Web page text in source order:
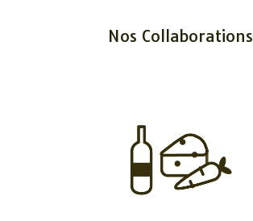
Nos Collaborations